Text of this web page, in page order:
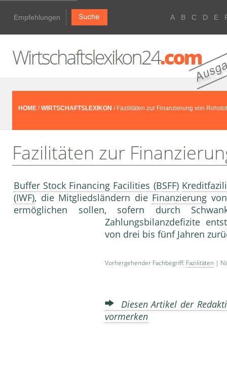
Empfehlungen A B C D E
HOME /WIRTSCHAFTSLEXIKON / Fazilitäten zur Finanzierung von
Fazilitäten zur
Buffer Stock Financing Facilities (BSFF)
(IWF), die Mitgliedsländern die Finanzierung
ermöglichen sollen, sofern durch
Zahlungsbilanzdefizite
von drei bis fünf Jahren
Vorhergehender Fachbegriff: Fazilitäten |
Diesen Artikel der
vormerken